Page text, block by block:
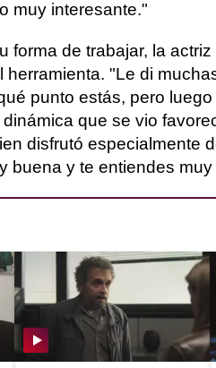
muy interesante."
forma de trabajar, la
herramienta. "Le di
punto estás, pero
que se vio
disfrutó especialmente
buena y te entiendes muy